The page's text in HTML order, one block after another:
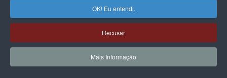
OK! Eu entendi.
Recusar
Mais Informação
A POTÊNCIA DO LABORATÓRIO ORGANIZACIONAL
FEMINISTA PARA A SUSTENTAÇÃO DA VIDA
DE SALVADOR